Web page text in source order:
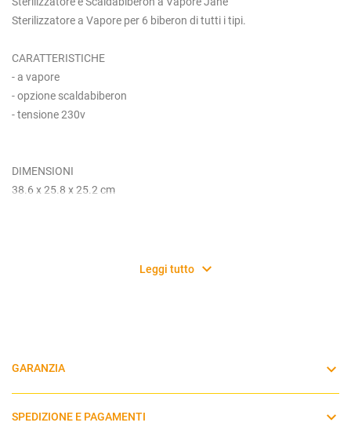
Sterilizzatore a Vapore per 6 biberon di tutti i tipi.
CARATTERISTICHE
- a vapore
- opzione scaldabiberon
- tensione 230v
DIMENSIONI
38.6 x 25.8 x 25.2 cm
Leggi tutto
GARANZIA
SPEDIZIONE E PAGAMENTI